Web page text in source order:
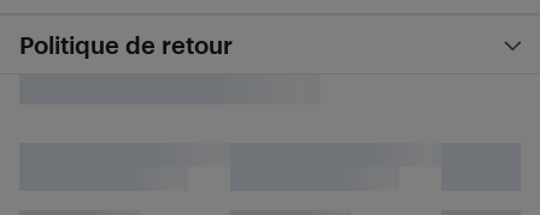
Politique de retour